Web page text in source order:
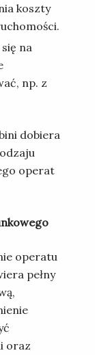
koszty
na
np. z
dobiera
operat
operatu
pełny
oraz